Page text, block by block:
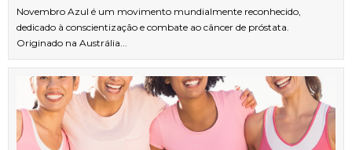
Novembro Azul é um movimento mundialmente reconhecido,
dedicado à conscientização e combate ao câncer de próstata.
Originado na Austrália...